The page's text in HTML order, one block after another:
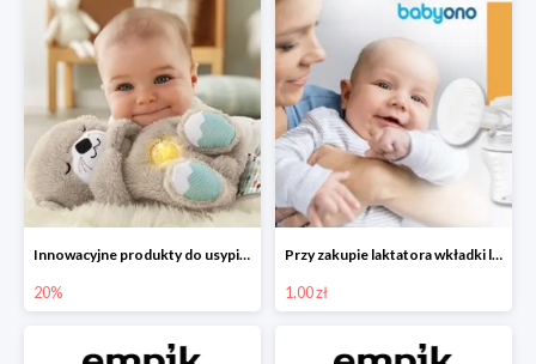
Innowacyjne produkty do usypiania w Empiku -20%
20%
Przy zakupie laktatora wkładki laktacyjne za 1 zł!
1.00 zł